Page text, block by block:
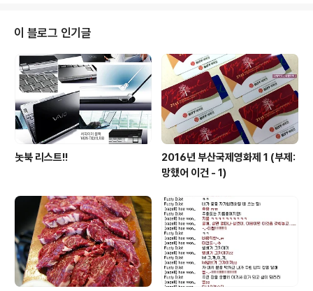
차는 소스뿌려 렌지돌린 나초
이 블로그 인기글
놋북 리스트!!
2016년 부산국제영화제 1 (부제:
망했어 이건 - 1)